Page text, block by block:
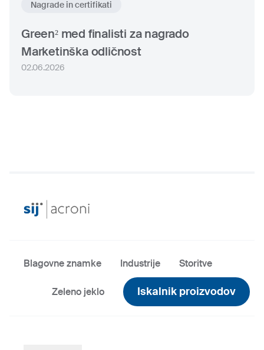
Nagrade in certifikati
Green² med finalisti za nagrado
Marketinška odličnost
02.06.2026
Blagovne znamke Industrije Storitve
Zeleno jeklo Iskalnik proizvodov